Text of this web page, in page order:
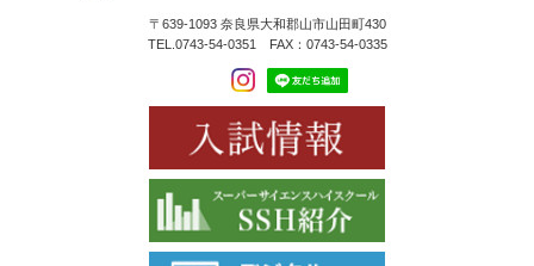
〒639-1093 奈良県大和郡山市山田町430
TEL.0743-54-0351 FAX：0743-54-0335